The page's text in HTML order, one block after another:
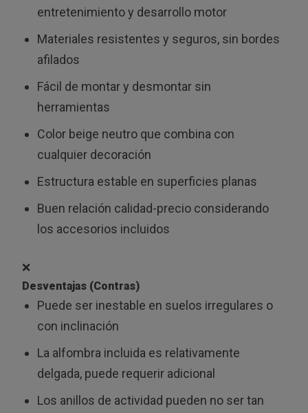
entretenimiento y desarrollo motor
Materiales resistentes y seguros, sin bordes
afilados
Fácil de montar y desmontar sin
herramientas
Color beige neutro que combina con
cualquier decoración
Estructura estable en superficies planas
Buen relación calidad-precio considerando
los accesorios incluidos
❌
Desventajas (Contras)
Puede ser inestable en suelos irregulares o
con inclinación
La alfombra incluida es relativamente
delgada, puede requerir adicional
Los anillos de actividad pueden no ser tan